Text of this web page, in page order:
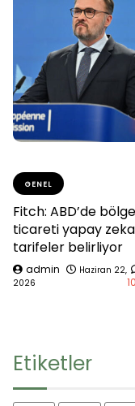
GENEL
Fitch: ABD’de
ticareti yapay
tarifeler belirliyor
admin
Haziran 22,
2026
Etiketler